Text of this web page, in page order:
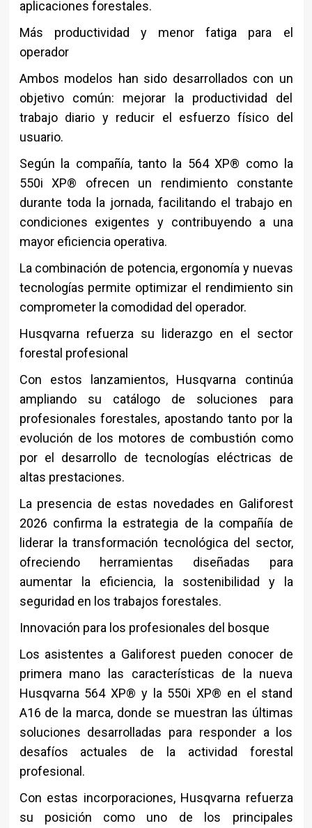
aplicaciones forestales.
Más productividad y menor fatiga para el
operador
Ambos modelos han sido desarrollados con un
objetivo común: mejorar la productividad del
trabajo diario y reducir el esfuerzo físico del
usuario.
Según la compañía, tanto la 564 XP® como la
550i XP® ofrecen un rendimiento constante
durante toda la jornada, facilitando el trabajo en
condiciones exigentes y contribuyendo a una
mayor eficiencia operativa.
La combinación de potencia, ergonomía y nuevas
tecnologías permite optimizar el rendimiento sin
comprometer la comodidad del operador.
Husqvarna refuerza su liderazgo en el sector
forestal profesional
Con estos lanzamientos, Husqvarna continúa
ampliando su catálogo de soluciones para
profesionales forestales, apostando tanto por la
evolución de los motores de combustión como
por el desarrollo de tecnologías eléctricas de
altas prestaciones.
La presencia de estas novedades en Galiforest
2026 confirma la estrategia de la compañía de
liderar la transformación tecnológica del sector,
ofreciendo herramientas diseñadas para
aumentar la eficiencia, la sostenibilidad y la
seguridad en los trabajos forestales.
Innovación para los profesionales del bosque
Los asistentes a Galiforest pueden conocer de
primera mano las características de la nueva
Husqvarna 564 XP® y la 550i XP® en el stand
A16 de la marca, donde se muestran las últimas
soluciones desarrolladas para responder a los
desafíos actuales de la actividad forestal
profesional.
Con estas incorporaciones, Husqvarna refuerza
su posición como uno de los principales